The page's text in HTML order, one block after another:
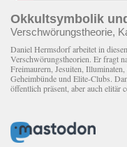
Okkultsymbolik
Verschwörungstheorie,
Daniel Hermsdorf arbeitet in
Verschwörungstheorien. Er fragt
Freimaurern, Jesuiten,
Geheimbünde und Elite-Clubs.
öffentlich präsent, aber auch elitär